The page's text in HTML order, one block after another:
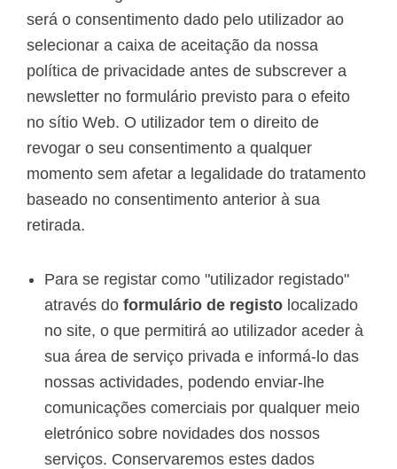
será o consentimento dado pelo utilizador ao
selecionar a caixa de aceitação da nossa
política de privacidade antes de subscrever a
newsletter no formulário previsto para o efeito
no sítio Web. O utilizador tem o direito de
revogar o seu consentimento a qualquer
momento sem afetar a legalidade do tratamento
baseado no consentimento anterior à sua
retirada.
Para se registar como "utilizador registado"
através do formulário de registo localizado
no site, o que permitirá ao utilizador aceder à
sua área de serviço privada e informá-lo das
nossas actividades, podendo enviar-lhe
comunicações comerciais por qualquer meio
eletrónico sobre novidades dos nossos
serviços. Conservaremos estes dados